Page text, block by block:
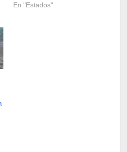
En "Estados"